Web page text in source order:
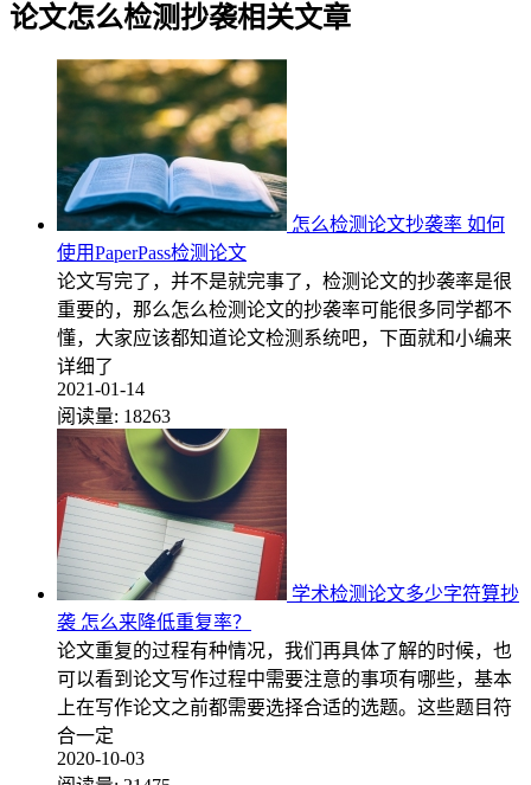
论文怎么检测抄袭相关文章
怎么检测论文抄袭率 如何
使用PaperPass检测论文
论文写完了，并不是就完事了，检测论文的抄袭率是很
重要的，那么怎么检测论文的抄袭率可能很多同学都不
懂，大家应该都知道论文检测系统吧，下面就和小编来
详细了
2021-01-14
阅读量: 18263
学术检测论文多少字符算抄
袭 怎么来降低重复率？
论文重复的过程有种情况，我们再具体了解的时候，也
可以看到论文写作过程中需要注意的事项有哪些，基本
上在写作论文之前都需要选择合适的选题。这些题目符
合一定
2020-10-03